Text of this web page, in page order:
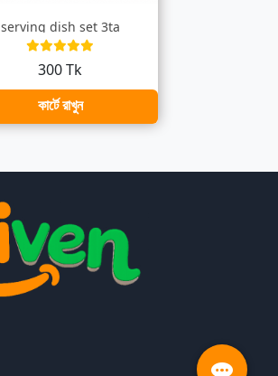
serving dish set 3ta
300 Tk
কার্টে রাখুন